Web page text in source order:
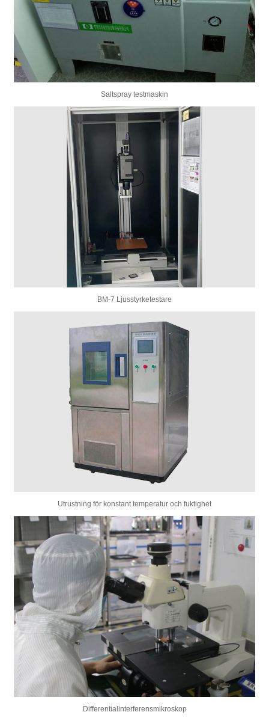
Saltspray testmaskin
BM-7 Ljusstyrketestare
Utrustning för konstant temperatur och fuktighet
Differentialinterferensmikroskop